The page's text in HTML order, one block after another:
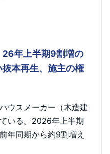
26年上半期9割増の
本再生、施主の権
ウスメーカー（木造建
いる。2026年上半期
年同期から約9割増え